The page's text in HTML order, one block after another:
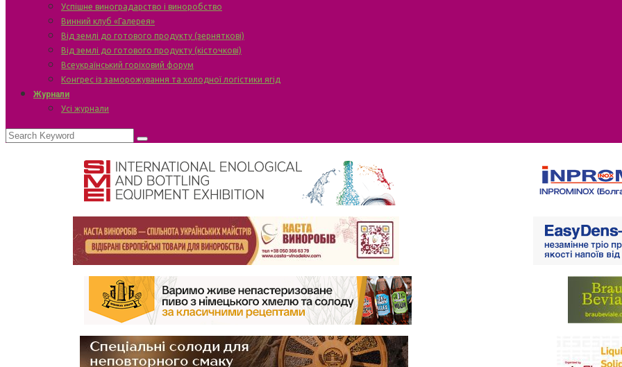
Успішне виноградарство і виноробство
Винний клуб «Галерея»
Від землі до готового продукту (зерняткові)
Від землі до готового продукту (кісточкові)
Всеукраїнський горіховий форум
Конгрес із заморожування та холодної логістики ягід
Журнали
Усі журнали